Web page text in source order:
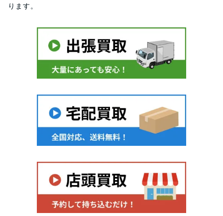
ります。